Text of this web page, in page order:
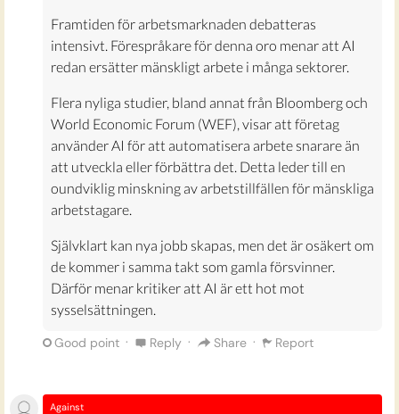
Framtiden för arbetsmarknaden debatteras
intensivt. Förespråkare för denna oro menar att AI
redan ersätter mänskligt arbete i många sektorer.
Flera nyliga studier, bland annat från Bloomberg och
World Economic Forum (WEF), visar att företag
använder AI för att automatisera arbete snarare än
att utveckla eller förbättra det. Detta leder till en
oundviklig minskning av arbetstillfällen för mänskliga
arbetstagare.
Självklart kan nya jobb skapas, men det är osäkert om
de kommer i samma takt som gamla försvinner.
Därför menar kritiker att AI är ett hot mot
sysselsättningen.
Good point · Reply · Share · Report
Against